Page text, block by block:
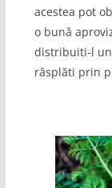
acestea pot
o bună
distribuiti-l
răsplăti prin